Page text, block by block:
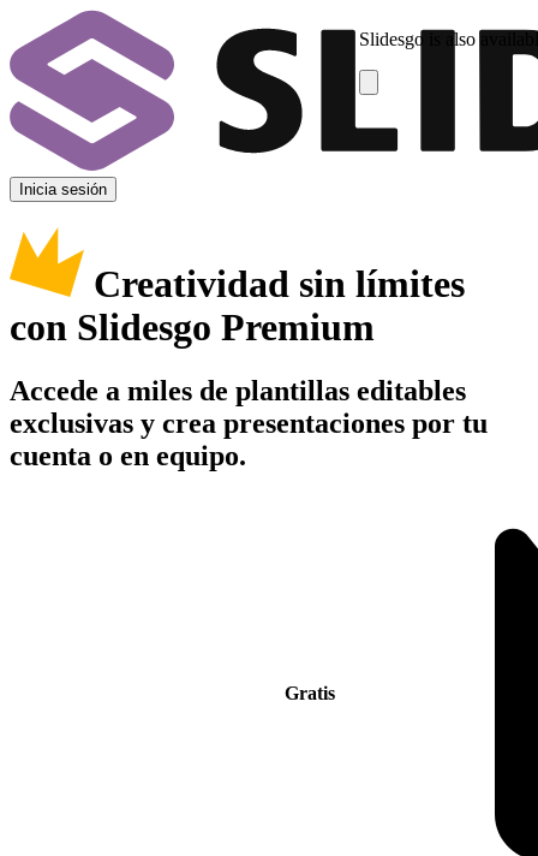
Slidesgo is also
Inicia sesión
Creatividad sin límites
con Slidesgo Premium
Accede a miles de plantillas editables
exclusivas y crea presentaciones por tu
cuenta o en equipo.
Gratis